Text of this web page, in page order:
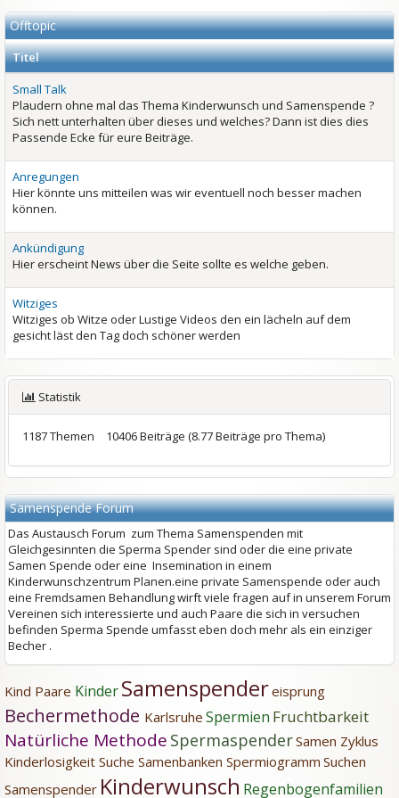
Offtopic
Titel
Small Talk
Plaudern ohne mal das Thema Kinderwunsch und Samenspende ?
Sich nett unterhalten über dieses und welches? Dann ist dies dies
Passende Ecke für eure Beiträge.
Anregungen
Hier könnte uns mitteilen was wir eventuell noch besser machen
können.
Ankündigung
Hier erscheint News über die Seite sollte es welche geben.
Witziges
Witziges ob Witze oder Lustige Videos den ein lächeln auf dem
gesicht läst den Tag doch schöner werden
Statistik
1187 Themen 10406 Beiträge (8.77 Beiträge pro Thema)
Samenspende Forum
Das Austausch Forum zum Thema Samenspenden mit
Gleichgesinnten die Sperma Spender sind oder die eine private
Samen Spende oder eine Insemination in einem
Kinderwunschzentrum Planen.eine private Samenspende oder auch
eine Fremdsamen Behandlung wirft viele fragen auf in unserem Forum
Vereinen sich interessierte und auch Paare die sich in versuchen
befinden Sperma Spende umfasst eben doch mehr als ein einziger
Becher .
Kind Paare KinderSamenspendereisprung
Bechermethode Karlsruhe Spermien Fruchtbarkeit
Natürliche Methode SpermaspenderSamen Zyklus
Kinderlosigkeit Suche Samenbanken Spermiogramm Suchen
Samenspender Kinderwunsch Regenbogenfamilien